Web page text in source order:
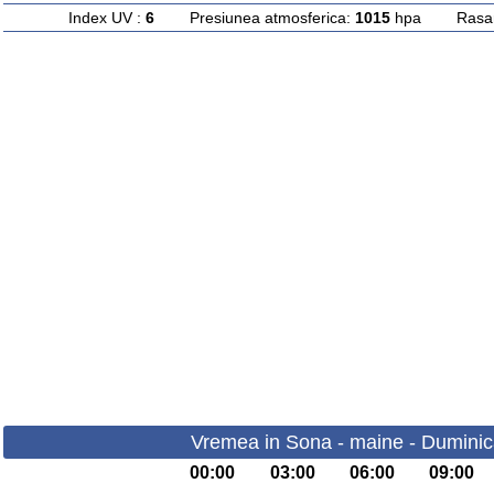
Index UV : 6Presiunea atmosferica: 1015hpa
Vremea in Sona - maine -
00:00 03:00 06:00 09:00